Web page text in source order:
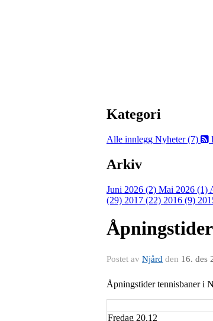
Kategori
Alle innlegg Nyheter (7)
Arkiv
Juni 2026 (2) Mai 2026 (1)
(29) 2017 (22) 2016 (9)
Postet av Njård den 16. des
Åpningstider tennisbaner i
Fredag 20.12